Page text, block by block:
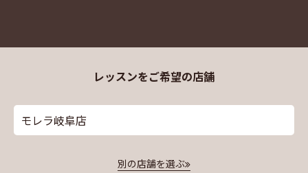
レッスンをご希望の店舗
モレラ岐阜店
別の店舗を選ぶ